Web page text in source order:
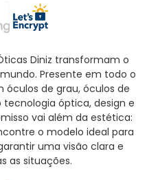
Diniz transformam o
Presente em todo o
de grau, óculos de
óptica, design e
vai além da estética:
o modelo ideal para
uma visão clara e
as situações.